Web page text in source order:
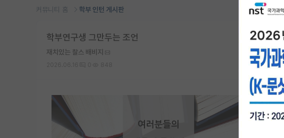
커뮤니티 홈 학부 인턴 게시판
학부연구생 그만두는 조언
재치있는 찰스 배비지